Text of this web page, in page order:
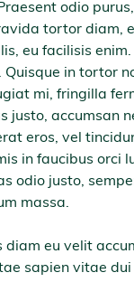
odio
tortor diam,
eu facilisis
Quisque in tortor
mi, fringilla
justo, accumsan
eros, vel
in faucibus orci
odio justo,
massa.
diam eu velit
sapien vitae